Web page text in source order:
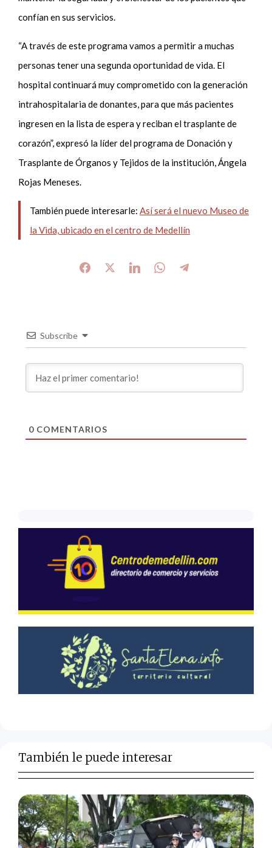
confían en sus servicios.
“A través de este programa vamos a permitir a muchas
personas tener una segunda oportunidad de vida. El
hospital continuará muy comprometido con la generación
intrahospitalaria de donantes, para que más pacientes
ingresen en la lista de espera y reciban el trasplante de
corazón”, expresó la líder del programa de Donación y
Trasplante de Órganos y Tejidos de la institución, Ángela
Rojas Meneses.
También puede interesarle: Así será el nuevo Museo de
la Vida, ubicado en el centro de Medellín
Subscribe
0COMENTARIOS
También le puede interesar